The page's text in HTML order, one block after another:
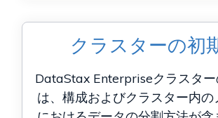
クラスターの初
DataStax Enterpriseクラスター
は、構成およびクラスター内の